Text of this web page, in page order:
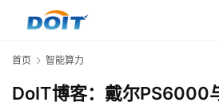
首页 智能算力
DoIT博客：戴尔PS6000